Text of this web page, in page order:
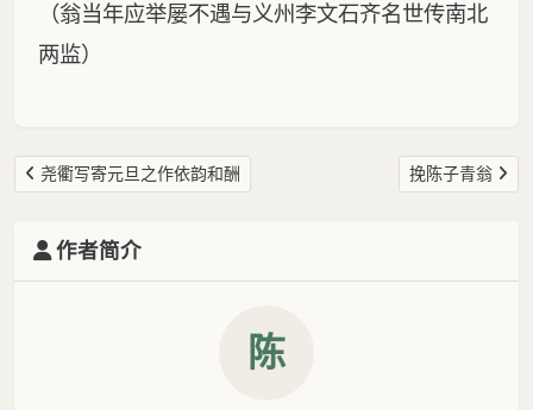
（翁当年应举屡不遇与义州李文石齐名世传南北
两监）
尧衢写寄元旦之作依韵和酬 挽陈子青翁
作者简介
陈